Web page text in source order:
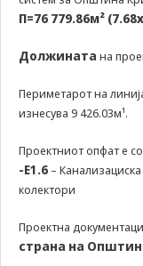
П=76 779.86м²
Должината на
Периметарот на
изнесува 9 426.03м¹.
Проектниот опфат е со
-Е1.6 –
колектори
Проектна
страна на